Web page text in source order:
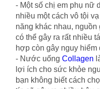
- Một số chị em phụ nữ
nhiều một cách vô tội
năng khác nhau,
có thể gây ra rất nhiều
hợp còn gây nguy hiểm
- Nước uống Collagen
lợi ích cho sức khỏe
bạn không biết cách